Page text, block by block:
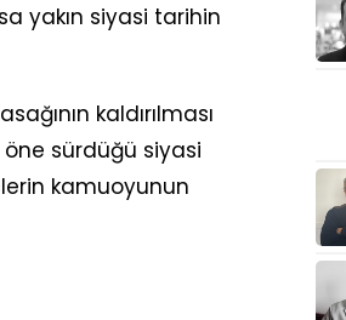
yakın siyasi tarihin
kaldırılması
sürdüğü siyasi
kamuoyunun